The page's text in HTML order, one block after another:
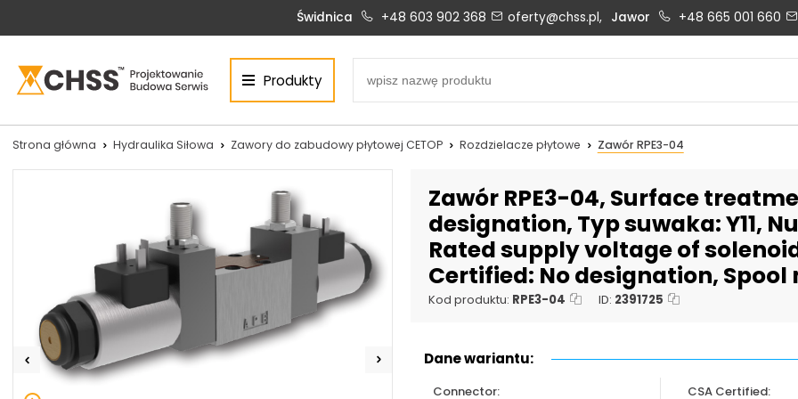
Centrum Hydrauliki Siłowej Świdnica
CHSS.PL DAWID WOŹNY
Biuro obsługi klienta:
+48 603 902 368
+48 603 902 368
Siłowniki:
+48 690 884 272
silowniki@chss.pl
+48 536 202 250
+48 609 877 288
serwis@chss.pl
Uszczelnienia techniczne:
+48 669 834 274
uszczelnienia@chss.pl
Magazyn 24H:
+48 731 349 406
Świdnica +48 603 902 368 oferty@chss.pl, Jawor +48 665 001 660
Produkty
Strona główna Hydraulika Siłowa Zawory do zabudowy płytowej CETOP Rozdzielacze płytowe Zawór RPE3-04
Zawór RPE3-04, Surface
designation, Typ suwaka: Y11,
Rated supply voltage of
Certified: No designation,
Kod produktu: RPE3-04 ID: 2391725
Dane wariantu:
Connector:
CSA Certified: